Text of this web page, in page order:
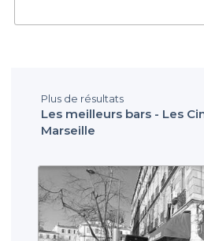
Plus de résultats
Les meilleurs bars - Les
Marseille